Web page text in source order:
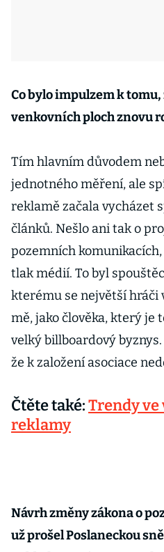
Co bylo impulzem k
venkovních ploch znovu
Tím hlavním důvodem
jednotného měření, ale
reklamě začala vycházet
článků. Nešlo ani tak o
pozemních
tlak médií. To byl
kterému se největší hráči
mě, jako člověka, který
velký billboardový
že k založení asociace
Čtěte také:Trendy
reklamy
Návrh změny zákona o
už prošel Poslaneckou